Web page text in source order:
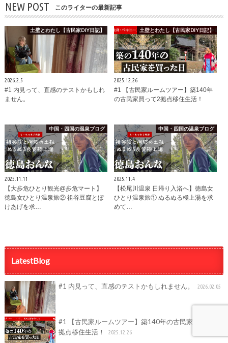
NEW POST このライターの最新記事
土壁とわたし【古民家DIY日記】
2026.2.5
#1 内見って、直感のテストかもしれ
ません。
土壁とわたし【古民家DIY日記】
2025.12.26
#1 【古民家ルームツアー】築140年
の古民家買って2拠点移住生活！
中国・四国の温泉ブログ
2025.11.11
【大歩危ひとり観光@歩危マート】
徳島女ひとり温泉旅② 祖谷豆腐とぼ
けあげを求…
中国・四国の温泉ブログ
2025.11.4
【松尾川温泉 日帰り入浴へ】徳島女
ひとり温泉旅① ぬるぬる極上湯を求
めて…
LatestBlog
#1 内見って、直感のテストかもしれません。 2026.02.05
#1 【古民家ルームツアー】築140年の古民家買って2
拠点移住生活！
2025.12.26